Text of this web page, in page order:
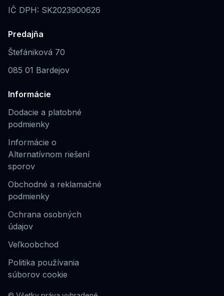
IČ DPH: SK2023900626
Predajňa
Štefániková 70
085 01 Bardejov
Informácie
Dodacie a platobné
podmienky
Informácie o
Alternatívnom riešení
sporov
Obchodné a reklamačné
podmienky
Ochrana osobných
údajov
Veľkoobchod
Politika používania
súborov cookie